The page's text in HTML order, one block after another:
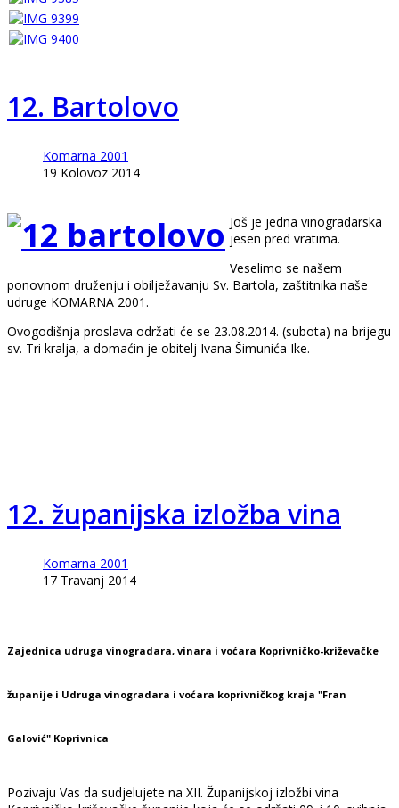
12. Bartolovo
Komarna 2001
19 Kolovoz 2014
Još je jedna vinogradarska
jesen pred vratima.
Veselimo se našem
ponovnom druženju i obilježavanju Sv. Bartola, zaštitnika naše
udruge KOMARNA 2001.
Ovogodišnja proslava održati će se 23.08.2014. (subota) na brijegu
sv. Tri kralja, a domaćin je obitelj Ivana Šimunića Ike.
12. županijska izložba vina
Komarna 2001
17 Travanj 2014
Zajednica udruga vinogradara, vinara i voćara Koprivničko-križevačke
županije i Udruga vinogradara i voćara koprivničkog kraja "Fran
Galović" Koprivnica
Pozivaju Vas da sudjelujete na XII. Županijskoj izložbi vina